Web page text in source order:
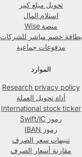
تحويل مبلغ كبير
استلام المال
منصة Wise
بطاقة خصم مباشر للشركات
مدفوعات جماعية
الموارد
Research privacy policy
أداة تحويل العملة
International stock ticker
رموز Swift/IC
رموز IBAN
تنبيهات سعر الصرف
مقارنة أسعار الصرف